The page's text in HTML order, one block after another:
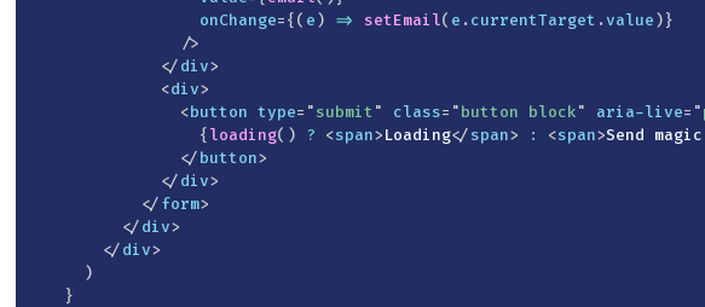
onChange={( e) => setEmail( e . currentTarget .value)}
/>
</div>
<div>
<button type= "submit" class= "button block" aria-live= "
{loading( ) ? <span>Loading</span> : <span>Send
</button>
</div>
</form>
</div>
</div>
)
}